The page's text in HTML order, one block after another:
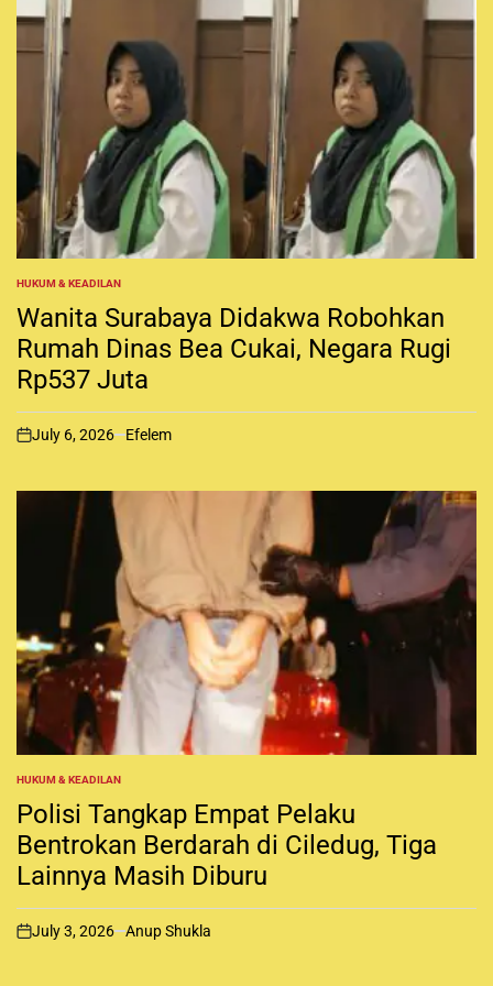
P
O
S
T
E
D
HUKUM & KEADILAN
Wanita Surabaya Didakwa Robohkan
Rumah Dinas Bea Cukai, Negara Rugi
Rp537 Juta
o
July 6, 2026 Efelem
P
O
S
T
E
D
HUKUM & KEADILAN
Polisi Tangkap Empat Pelaku
Bentrokan Berdarah di Ciledug, Tiga
Lainnya Masih Diburu
o
July 3, 2026 Anup Shukla